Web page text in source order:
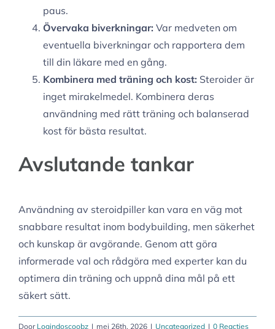
paus.
Övervaka biverkningar: Var medveten om
eventuella biverkningar och rapportera dem
till din läkare med en gång.
Kombinera med träning och kost: Steroider är
inget mirakelmedel. Kombinera deras
användning med rätt träning och balanserad
kost för bästa resultat.
Avslutande tankar
Användning av steroidpiller kan vara en väg mot
snabbare resultat inom bodybuilding, men säkerhet
och kunskap är avgörande. Genom att göra
informerade val och rådgöra med experter kan du
optimera din träning och uppnå dina mål på ett
säkert sätt.
Door Logindoscoobz | mei 26th, 2026 | Uncategorized | 0 Reacties